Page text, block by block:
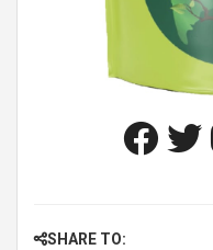
SHARE TO: